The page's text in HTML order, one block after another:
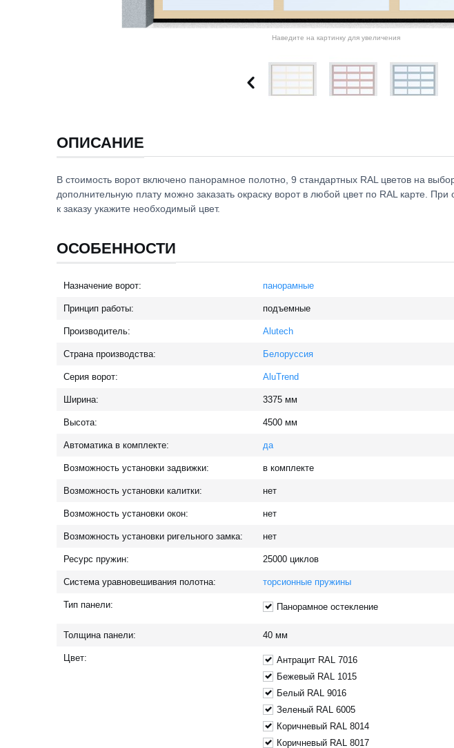
Наведите на картинку для увеличения
ОПИСАНИЕ
В стоимость ворот включено панорамное полотно, 9 стандартных RAL цветов на
дополнительную плату можно заказать окраску ворот в любой цвет по RAL карте.
к заказу укажите необходимый цвет.
ОСОБЕННОСТИ
Назначение ворот: панорамные
Принцип работы: подъемные
Производитель: Alutech
Страна производства: Белоруссия
Серия ворот: AluTrend
Ширина: 3375 мм
Высота: 4500 мм
Автоматика в комплекте: да
Возможность установки задвижки: в комплекте
Возможность установки калитки: нет
Возможность установки окон: нет
Возможность установки ригельного замка: нет
Ресурс пружин: 25000 циклов
Система уравновешивания полотна: торсионные пружины
Тип панели: Панорамное остекление
Толщина панели: 40 мм
Цвет:
Антрацит RAL 7016
Бежевый RAL 1015
Белый RAL 9016
Зеленый RAL 6005
Коричневый RAL 8014
Коричневый RAL 8017